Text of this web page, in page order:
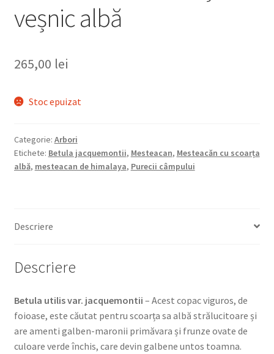
veșnic albă
265,00 lei
Stoc epuizat
Categorie: Arbori
Etichete: Betula jacquemontii, Mesteacan, Mesteacăn cu scoarța
albă, mesteacan de himalaya, Purecii câmpului
Descriere
Descriere
Betula utilis var. jacquemontii – Acest copac viguros, de
foioase, este căutat pentru scoarța sa albă strălucitoare și
are amenti galben-maronii primăvara și frunze ovate de
culoare verde închis, care devin galbene untos toamna.